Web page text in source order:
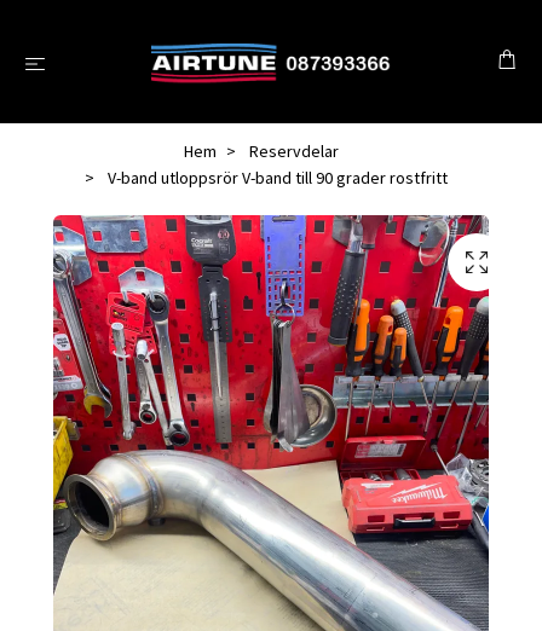
Hem
Reservdelar
V-band utloppsrör V-band till 90 grader rostfritt